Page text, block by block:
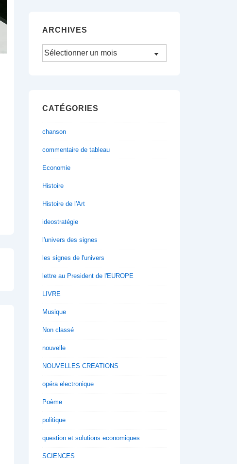
ARCHIVES
Archives
CATÉGORIES
chanson
commentaire de tableau
Economie
Histoire
Histoire de l'Art
ideostratégie
l'univers des signes
les signes de l'univers
lettre au President de l'EUROPE
LIVRE
Musique
Non classé
nouvelle
NOUVELLES CREATIONS
opéra electronique
Poème
politique
question et solutions economiques
SCIENCES